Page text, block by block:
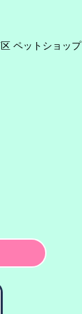
ペットショップ